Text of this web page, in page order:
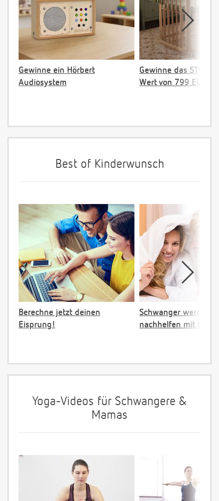
Gewinne ein Hörbert
Audiosystem
Gewinne das
Wert von 799 EUR
Best of Kinderwunsch
Berechne jetzt deinen
Eisprung!
Schwanger werden:
nachhelfen mit NFP
Yoga-Videos für Schwangere &
Mamas